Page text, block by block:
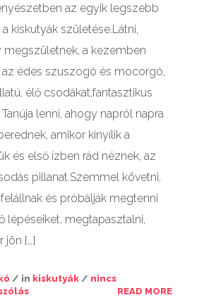
az egyik legszebb
kiskutyák születése.Látni,
megszületnek, a kezemben
az édes szuszogó és mocorgó,
élő csodákat,fantasztikus
lenni, ahogy napról napra
amikor kinyílik a
és első ízben rád néznek, az
pillanat.Szemmel követni,
és próbálják megtenni
lépéseiket, megtapasztalni,
jön […]
/ in kiskutyák / nincs
READ MORE